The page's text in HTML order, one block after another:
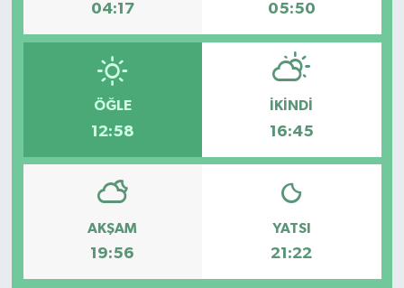
04:17 05:50
ÖĞLE
12:58
İKINDI
16:45
AKŞAM
19:56
YATSI
21:22